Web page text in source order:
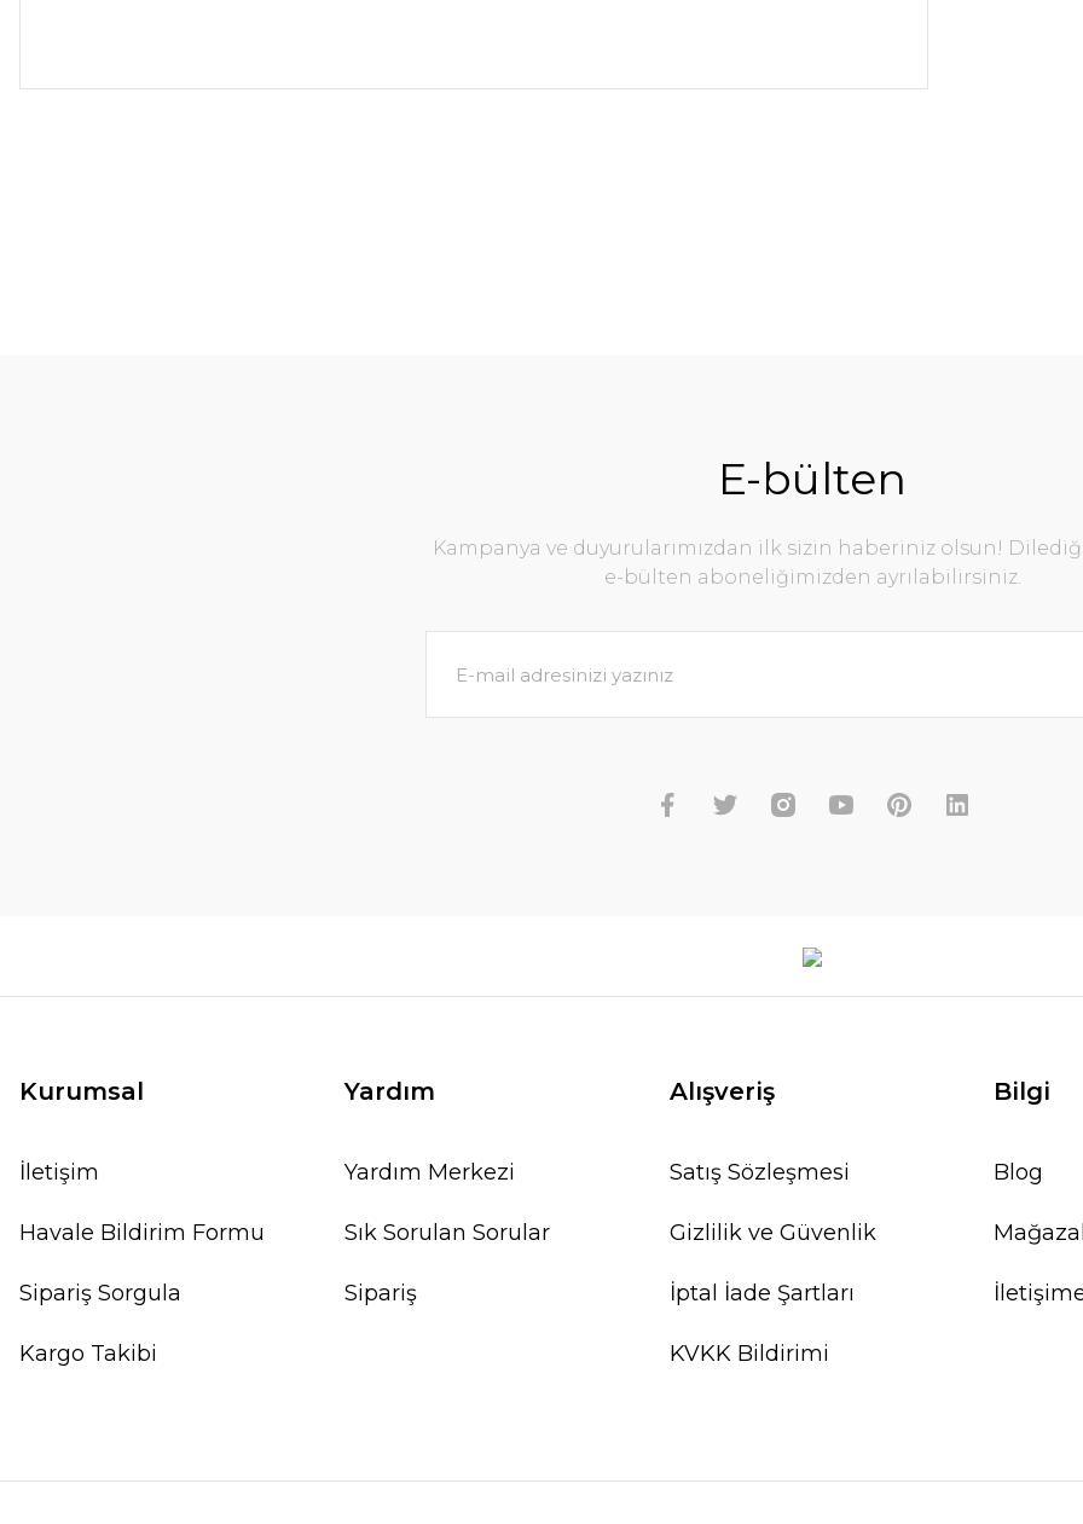
E-bülten
Kampanya ve duyurularımızdan ilk sizin haberiniz olsun!
e-bülten aboneliğimizden ayrılabilirsiniz.
Kurumsal
İletişim
Havale Bildirim Formu
Sipariş Sorgula
Kargo Takibi
Yardım
Yardım Merkezi
Sık Sorulan Sorular
Sipariş
Alışveriş
Satış Sözleşmesi
Gizlilik ve Güvenlik
İptal İade Şartları
KVKK Bildirimi
Bilgi
Blog